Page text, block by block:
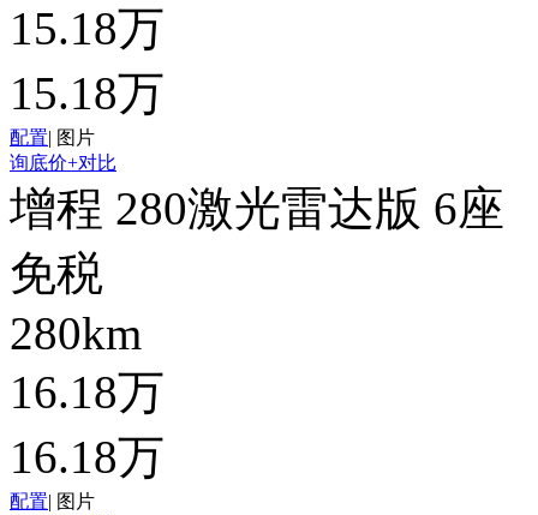
15.18万
15.18万
配置| 图片
询底价+对比
增程 280激光雷达版 6座
免税
280km
16.18万
16.18万
配置| 图片